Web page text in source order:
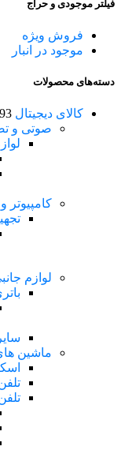
فیلتر موجودی و حراج
فروش ویژه
موجود در انبار
دسته‌های محصولات
کالای دیجیتال 93
صوتی و
کامپیوتر
لوازم
ماشین